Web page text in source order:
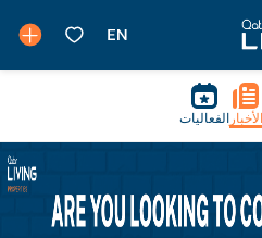
الأخبار الفعاليات